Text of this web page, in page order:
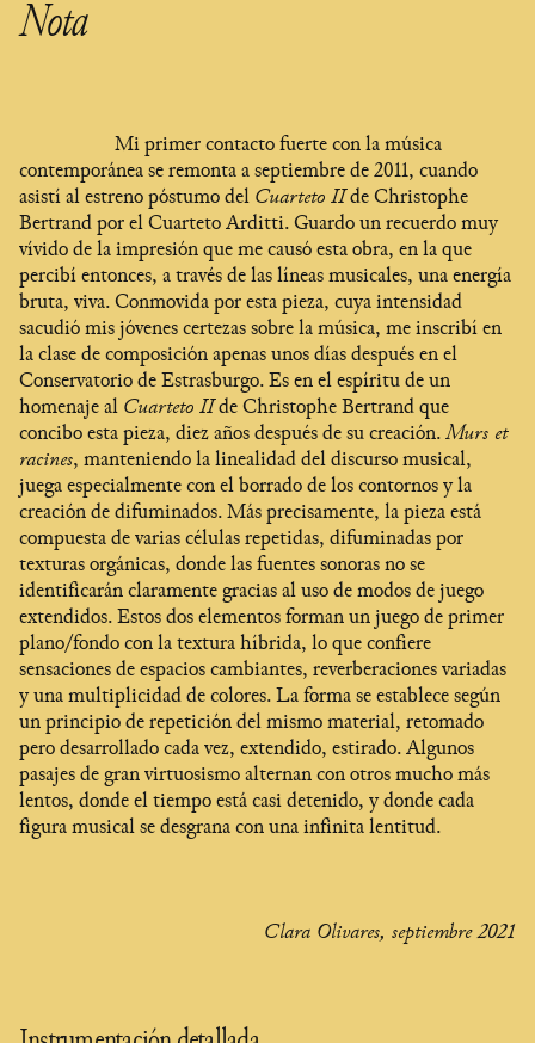
Nota
Mi primer contacto fuerte con la música
contemporánea se remonta a septiembre de 2011, cuando
asistí al estreno póstumo del Cuarteto IIde Christophe
Bertrand por el Cuarteto Arditti. Guardo un recuerdo muy
vívido de la impresión que me causó esta obra, en la que
percibí entonces, a través de las líneas musicales, una energía
bruta, viva. Conmovida por esta pieza, cuya intensidad
sacudió mis jóvenes certezas sobre la música, me inscribí en
la clase de composición apenas unos días después en el
Conservatorio de Estrasburgo. Es en el espíritu de un
homenaje al Cuarteto IIde Christophe Bertrand que
concibo esta pieza, diez años después de su creación.Murs et
racines, manteniendo la linealidad del discurso musical,
juega especialmente con el borrado de los contornos y la
creación de difuminados. Más precisamente, la pieza está
compuesta de varias células repetidas, difuminadas por
texturas orgánicas, donde las fuentes sonoras no se
identificarán claramente gracias al uso de modos de juego
extendidos. Estos dos elementos forman un juego de primer
plano/fondo con la textura híbrida, lo que confiere
sensaciones de espacios cambiantes, reverberaciones variadas
y una multiplicidad de colores. La forma se establece según
un principio de repetición del mismo material, retomado
pero desarrollado cada vez, extendido, estirado. Algunos
pasajes de gran virtuosismo alternan con otros mucho más
lentos, donde el tiempo está casi detenido, y donde cada
figura musical se desgrana con una infinita lentitud.
Clara Olivares, septiembre 2021